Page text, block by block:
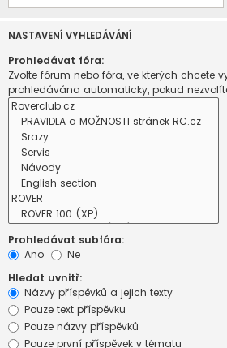
NASTAVENÍ VYHLEDÁVÁNÍ
Prohledávat fóra:
Zvolte fórum nebo fóra, ve kterých chcete
prohledávána automaticky, pokud
Prohledávat subfóra:
Ano
Ne
Hledat uvnitř:
Názvy příspěvků a jejich texty
Pouze text příspěvku
Pouze názvy příspěvků
Pouze první příspěvek v tématu